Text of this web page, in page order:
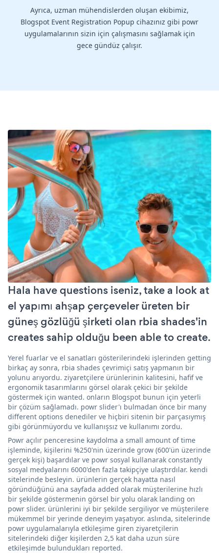
Ayrıca, uzman mühendislerden oluşan ekibimiz,
Blogspot Event Registration Popup cihazınız gibi powr
uygulamalarının sizin için çalışmasını sağlamak için
gece gündüz çalışır.
Hala have questions iseniz, take a look at
el yapımı ahşap çerçeveler üreten bir
güneş gözlüğü şirketi olan rbia shades'in
creates sahip olduğu been able to create.
Yerel fuarlar ve el sanatları gösterilerindeki işlerinden getting
birkaç ay sonra, rbia shades çevrimiçi satış yapmanın bir
yolunu arıyordu. ziyaretçilere ürünlerinin kalitesini, hafif ve
ergonomik tasarımlarını görsel olarak çekici bir şekilde
göstermek için wanted. onların Blogspot bunun için yeterli
bir çözüm sağlamadı. powr slider'ı bulmadan önce bir many
different options denediler ve hiçbiri sitenin bir parçasıymış
gibi görünmüyordu ve kullanışsız ve kullanımı zordu.
Powr açılır penceresine kaydolma a small amount of time
işleminde, kişilerini %250'nin üzerinde grow (600'ün üzerinde
gerçek kişi) başardılar ve powr sosyal kullanarak constantly
sosyal medyalarını 6000'den fazla takipçiye ulaştırdılar. kendi
sitelerinde besleyin. ürünlerin gerçek hayatta nasıl
göründüğünü ana sayfada added olarak müşterilerine hızlı
bir şekilde göstermenin görsel bir yolu olarak landing on
powr slider. ürünlerini iyi bir şekilde sergiliyor ve müşterilere
mükemmel bir yerinde deneyim yaşatıyor. aslında, sitelerinde
powr uygulamalarıyla etkileşime giren ziyaretçilerin
sitelerindeki diğer kişilerden 2,5 kat daha uzun süre
etkileşimde bulundukları reported.